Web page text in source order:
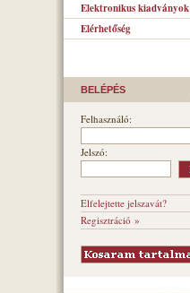
Elektronikus kiadványok
Elérhetőség
BELÉPÉS
Felhasználó:
Jelszó:
Elfelejtette jelszavát?
Regisztráció »